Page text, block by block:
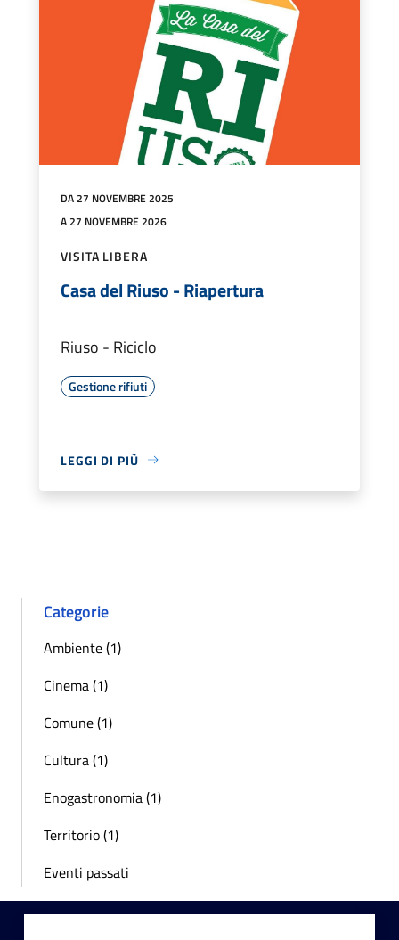
DA 27 NOVEMBRE 2025
A 27 NOVEMBRE 2026
VISITA LIBERA
Casa del Riuso - Riapertura
Riuso - Riciclo
Gestione rifiuti
LEGGI DI PIÙ
Categorie
Ambiente (1)
Cinema (1)
Comune (1)
Cultura (1)
Enogastronomia (1)
Territorio (1)
Eventi passati